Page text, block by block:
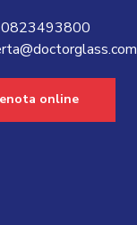
0823493800
online